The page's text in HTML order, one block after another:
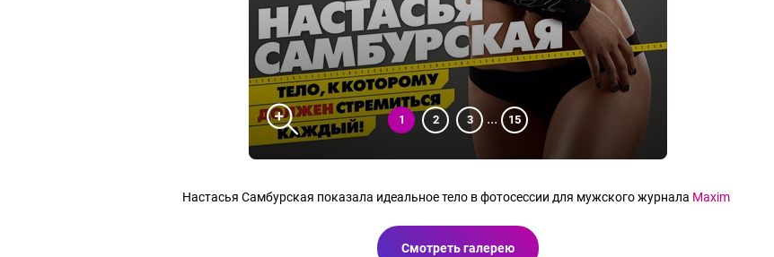
1 2 3 ... 15
Настасья Самбурская показала идеальное тело в фотосессии для мужского журнала Maxim
Смотреть галерею